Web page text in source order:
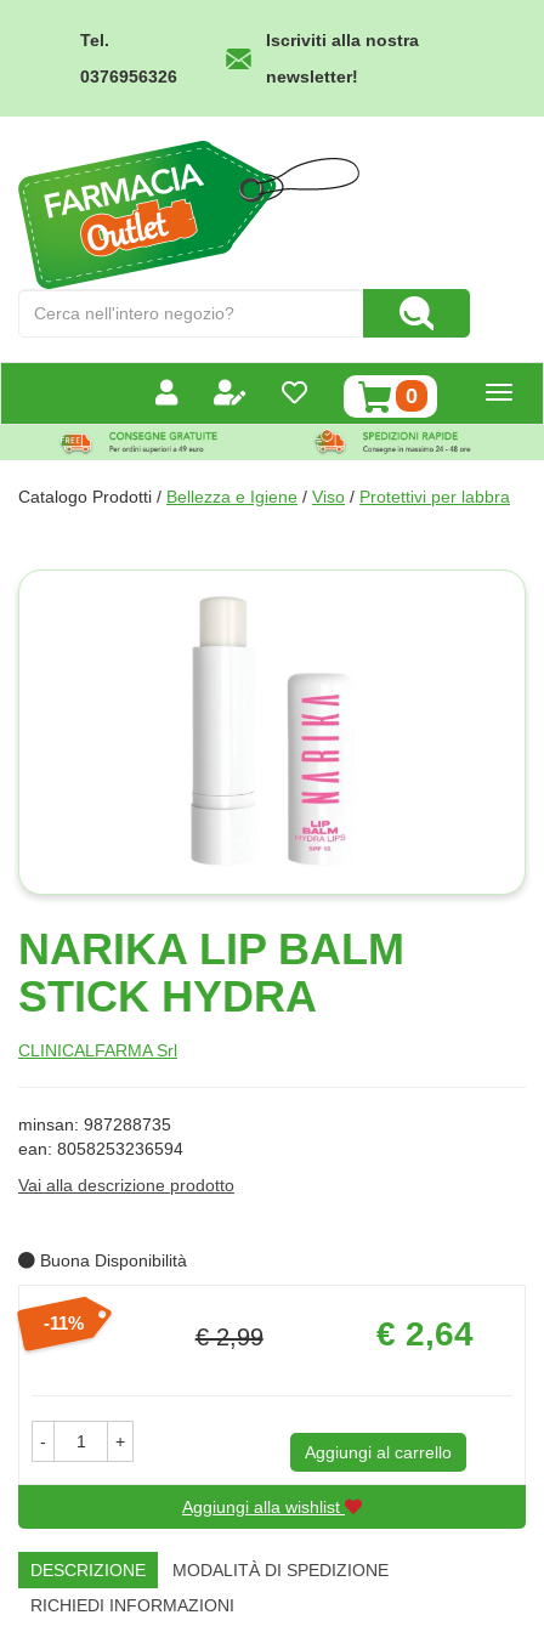
Tel.
0376956326
Iscriviti alla nostra
newsletter!
Outlet
Prodotto
Cerca Prodotto
0prodotti
inseriti
Catalogo Prodotti / Bellezza e Igiene / Viso / Protettivi per labbra
NARIKA LIP BALM
STICK HYDRA
CLINICALFARMA Srl
minsan: 987288735
ean: 8058253236594
Vai alla descrizione prodotto
Buona Disponibilità
Sconto
11%
€ 2,99
Prezzo
scontato
€ 2,64
- +
Aggiungi al carrello
Aggiungi alla wishlist
DESCRIZIONE
MODALITÀ DI SPEDIZIONE
RICHIEDI INFORMAZIONI